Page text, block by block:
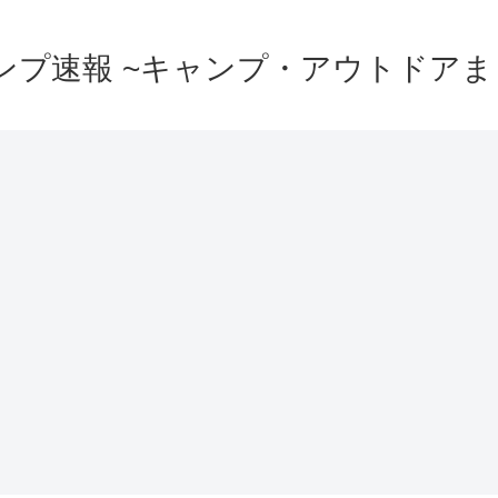
プ速報 ~キャンプ・アウトドア